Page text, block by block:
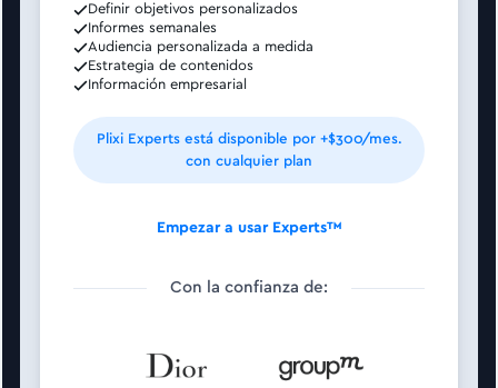
Definir objetivos personalizados
Informes semanales
Audiencia personalizada a medida
Estrategia de contenidos
Información empresarial
Plixi Experts está disponible por +$300/mes.
con cualquier plan
Empezar a usar Experts™
Con la confianza de: